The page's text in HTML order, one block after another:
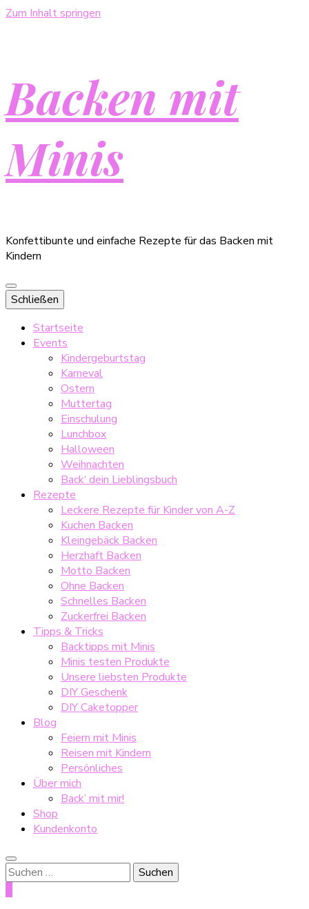
Zum Inhalt springen
Backen mit
Minis
Konfettibunte und einfache Rezepte für das Backen mit
Kindern
Schließen
Startseite
Events
Kindergeburtstag
Karneval
Ostern
Muttertag
Einschulung
Lunchbox
Halloween
Weihnachten
Back‘ dein Lieblingsbuch
Rezepte
Leckere Rezepte für Kinder von A-Z
Kuchen Backen
Kleingebäck Backen
Herzhaft Backen
Motto Backen
Ohne Backen
Schnelles Backen
Zuckerfrei Backen
Tipps & Tricks
Backtipps mit Minis
Minis testen Produkte
Unsere liebsten Produkte
DIY Geschenk
DIY Caketopper
Blog
Feiern mit Minis
Reisen mit Kindern
Persönliches
Über mich
Back’ mit mir!
Shop
Kundenkonto
Suche
nach: